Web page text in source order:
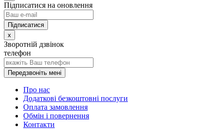
Підписатися на оновлення
x
Зворотній дзвінок
телефон
Передзвоніть мені
Про нас
Додаткові безкоштовні послуги
Оплата замовлення
Обмін і повернення
Контакти